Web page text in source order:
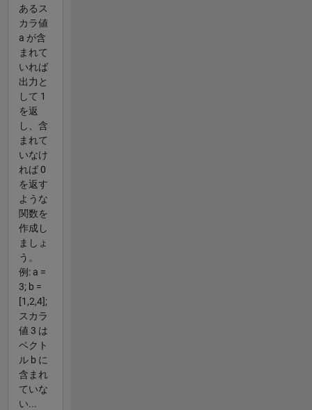
あるス
カラ値
a が含
まれて
いれば
出力と
して 1
を返
し、含
まれて
いなけ
れば 0
を返す
ような
関数を
作成し
ましょ
う。
例: a =
3; b =
[1,2,4];
スカラ
値 3 は
ベクト
ル b に
含まれ
ていな
い...